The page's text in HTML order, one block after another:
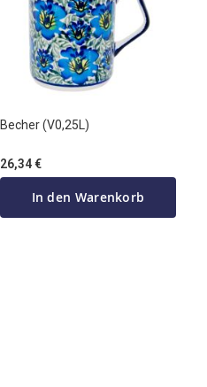
Becher (V0,25L)
26,34 €
In den Warenkorb